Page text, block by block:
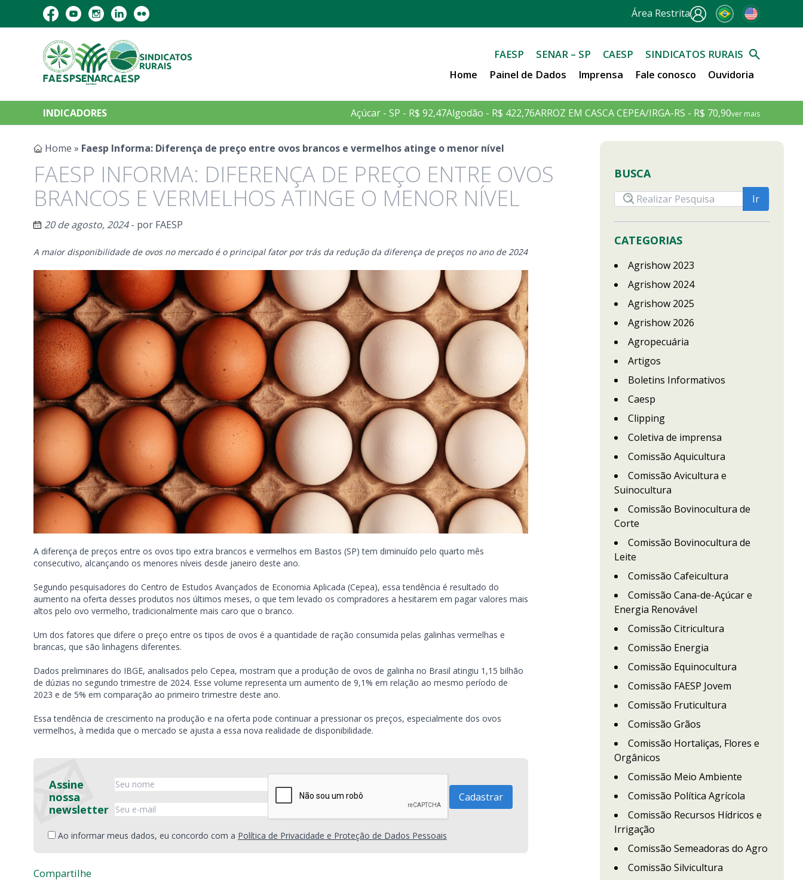
Área Restrita
FAESP SENAR – SP CAESP
SINDICATOS RURAIS
Home
Painel de Dados Imprensa Fale conosco Ouvidoria
INDICADORES Açúcar - SP - R$ 92,47Algodão - R$ 422,76ARROZ EM CASCA CEPEA/IRGA-RS - R$ 70,90ver mais
Home » Faesp Informa: Diferença de preço entre ovos brancos e vermelhos atinge o menor nível
FAESP INFORMA: DIFERENÇA DE PREÇO ENTRE OVOS
BRANCOS E VERMELHOS ATINGE O MENOR NÍVEL
20 de agosto, 2024- por FAESP
A maior disponibilidade de ovos no mercado é o principal fator por trás da redução da diferença de preços no ano de 2024
A diferença de preços entre os ovos tipo extra brancos e vermelhos em Bastos (SP) tem diminuído pelo quarto mês
consecutivo, alcançando os menores níveis desde janeiro deste ano.
Segundo pesquisadores do Centro de Estudos Avançados de Economia Aplicada (Cepea), essa tendência é resultado do
aumento na oferta desses produtos nos últimos meses, o que tem levado os compradores a hesitarem em pagar valores mais
altos pelo ovo vermelho, tradicionalmente mais caro que o branco.
Um dos fatores que difere o preço entre os tipos de ovos é a quantidade de ração consumida pelas galinhas vermelhas e
brancas, que são linhagens diferentes.
Dados preliminares do IBGE, analisados pelo Cepea, mostram que a produção de ovos de galinha no Brasil atingiu 1,15 bilhão
de dúzias no segundo trimestre de 2024. Esse volume representa um aumento de 9,1% em relação ao mesmo período de
2023 e de 5% em comparação ao primeiro trimestre deste ano.
Essa tendência de crescimento na produção e na oferta pode continuar a pressionar os preços, especialmente dos ovos
vermelhos, à medida que o mercado se ajusta a essa nova realidade de disponibilidade.
Assine
nossa
newsletter
Ao informar meus dados, eu concordo com a Política de Privacidade e Proteção de Dados Pessoais
Compartilhe
BUSCA
CATEGORIAS
Agrishow 2023
Agrishow 2024
Agrishow 2025
Agrishow 2026
Agropecuária
Artigos
Boletins Informativos
Caesp
Clipping
Coletiva de imprensa
Comissão Aquicultura
Comissão Avicultura e
Suinocultura
Comissão Bovinocultura de
Corte
Comissão Bovinocultura de
Leite
Comissão Cafeicultura
Comissão Cana-de-Açúcar e
Energia Renovável
Comissão Citricultura
Comissão Energia
Comissão Equinocultura
Comissão FAESP Jovem
Comissão Fruticultura
Comissão Grãos
Comissão Hortaliças, Flores e
Orgânicos
Comissão Meio Ambiente
Comissão Política Agrícola
Comissão Recursos Hídricos e
Irrigação
Comissão Semeadoras do Agro
Comissão Silvicultura